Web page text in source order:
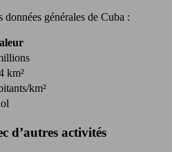
générales de Cuba :
km²
km²
d’autres activités